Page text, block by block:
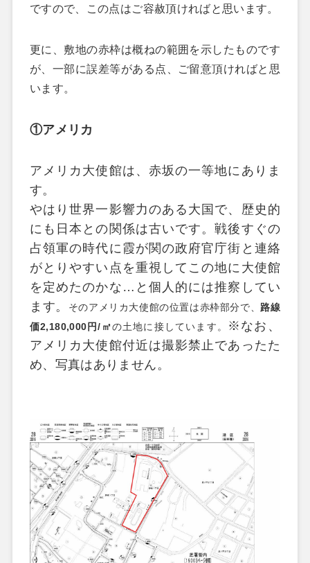
ですので、この点はご容赦頂ければと思います。
更に、敷地の赤枠は概ねの範囲を示したものです
が、一部に誤差等がある点、ご留意頂ければと思
います。
①アメリカ
アメリカ大使館は、赤坂の一等地にありま
す。
やはり世界一影響力のある大国で、歴史的
にも日本との関係は古いです。戦後すぐの
占領軍の時代に霞が関の政府官庁街と連絡
がとりやすい点を重視してこの地に大使館
を定めたのかな…と個人的には推察してい
ます。
そのアメリカ大使館の位置は赤枠部分で、 路線
価2,180,000 円/ ㎡の土地に接しています。
※なお、
アメリカ大使館付近は撮影禁止であったた
め、写真はありません。